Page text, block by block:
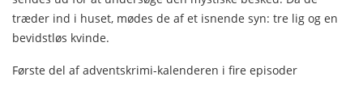
træder ind i huset, mødes de af et isnende syn: tre lig og en
bevidstløs kvinde.
Første del af adventskrimi-kalenderen i fire episoder